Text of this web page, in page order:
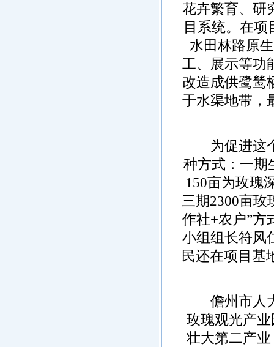
花卉繁育、研
目系统。在
水田林路原
工、展示等功
改造成供鹭鸶
于水渠地带，
为促进这个
种方式：一期
150亩为玫瑰
三期2300亩玫
作社+农户”方
小组组长符风
民还在项目基
儋州市人大
玫瑰观光产
壮大第二产